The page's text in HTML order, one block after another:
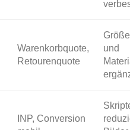
Warenkorbquote,
Retourenquote
und
INP, Conversion